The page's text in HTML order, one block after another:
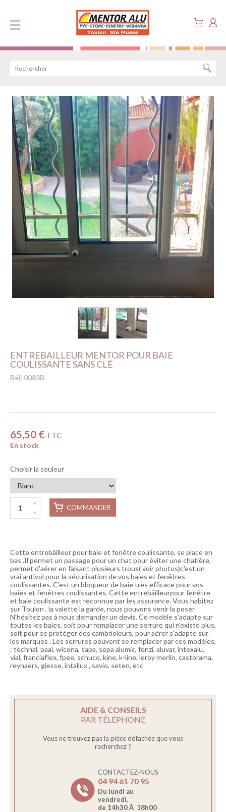
ENTREBAILLEUR MENTOR POUR BAIE
COULISSANTE SANS CLÉ
Réf. 0083B
65,50 € TTC
En stock
Choisir la couleur
COMMANDER
Cette entrebâilleur pour baie et fenêtre coulissante, se place en
bas .Il permet un passage pour un chat pour éviter une chatière,
permet d'aérer en faisant plusieurs trous( voir photos)c'est un
vrai antivol pour la sécurisation de vos baies et fenêtres
coulissantes. C'est un bloqueur de baie très efficace pour vos
baies et fenêtres coulissantes. Cette entrebâilleurpour fenêtre
et baie coulissante est reconnue par les assurance. Vous habitez
sur Toulon , la valette la garde, nous pouvons venir la poser.
N'hésitez pas à nous demander un devis. Ce modèle s'adapte sur
toutes les baies, soit pour remplacer une serrure qui n'existe plus,
soit pour se protéger des cambrioleurs, pour aérer s'adapte sur
les marques . Les serrures peuvent se remplacer par ces modèles,
: technal, paal, wicona, sapa, sepa alumic, fenzi, aluvar, intexalu,
vial, franciaflex, fpee, schuco, kine, k-line, leroy merlin, castorama,
reynaers, giesse, intallux , savio, seten, etc
AIDE & CONSEILS
PAR TÉLÉPHONE
Vous ne trouvez pas la pièce détachée que vous
recherchez ?
CONTACTEZ-NOUS
04 94 61 70 95
Du lundi au
vendredi,
de 14h30 Ã 18h00